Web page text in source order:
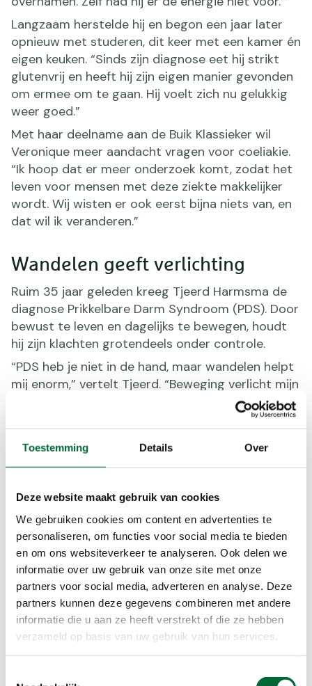
Toestemming Details Over
Deze website maakt gebruik van cookies
We gebruiken cookies om content en advertenties te
personaliseren, om functies voor social media te bieden
en om ons websiteverkeer te analyseren. Ook delen we
informatie over uw gebruik van onze site met onze
partners voor social media, adverteren en analyse. Deze
partners kunnen deze gegevens combineren met andere
informatie die u aan ze heeft verstrekt of die ze hebben
verzameld op basis van uw gebruik van hun services.
Langzaam herstelde hij en begon een jaar later
opnieuw met studeren, dit keer met een kamer én
eigen keuken. “Sinds zijn diagnose eet hij strikt
glutenvrij en heeft hij zijn eigen manier gevonden
om ermee om te gaan. Hij voelt zich nu gelukkig
weer goed.”
Met haar deelname aan de Buik Klassieker wil
Veronique meer aandacht vragen voor coeliakie.
“Ik hoop dat er meer onderzoek komt, zodat het
leven voor mensen met deze ziekte makkelijker
wordt. Wij wisten er ook eerst bijna niets van, en
dat wil ik veranderen.”
Wandelen geeft verlichting
Ruim 35 jaar geleden kreeg Tjeerd Harmsma de
diagnose Prikkelbare Darm Syndroom (PDS). Door
bewust te leven en dagelijks te bewegen, houdt
hij zijn klachten grotendeels onder controle.
“PDS heb je niet in de hand, maar wandelen helpt
mij enorm,” vertelt Tjeerd. “Beweging verlicht mijn
buikpijn en zorgt dat ik me beter voel. Als ik pijn
heb, ga ik wandelen en merk ik dat de klachten